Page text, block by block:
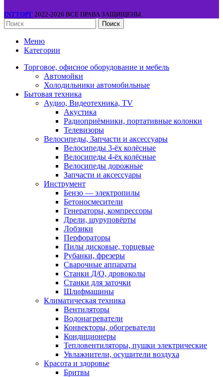
INTТОРГ 2022-2026 ВСЕ ПРАВА ЗАЩИЩЕНЫ.
Поиск
Меню
Категории
Торговое, офисное оборудование и мебель
Автомойки
Холодильники автомобильные
Бытовая техника
Аудио, Видеотехника, TV
Акустика
Радиоприёмники, портативные колонки
Телевизоры
Велосипеды, Запчасти и аксессуары
Велосипеды 3-ёх колёсные
Велосипеды 4-ёх колёсные
Велосипеды дорожные
Запчасти и аксессуары
Инструмент
Бензо — электропилы
Бетоносмесители
Генераторы, компрессоры
Дрели, шуруповёрты
Лобзики
Перфораторы
Пилы дисковые, торцевые
Рубанки, фрезеры
Сварочные аппараты
Станки Д/О, дровоколы
Станки для заточки
Шлифмашины
Климатическая техника
Вентиляторы
Водонагреватели
Конвекторы, обогреватели
Кондиционеры
Тепловентиляторы, пушки электрические
Увлажнители, осушители воздуха
Красота и здоровье
Бритвы